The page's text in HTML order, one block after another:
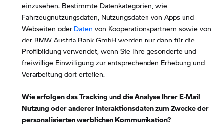
einzusehen. Bestimmte Datenkategorien, wie
Fahrzeugnutzungsdaten, Nutzungsdaten von Apps und
Webseiten oder Daten von Kooperationspartnern sowie von
der BMW Austria Bank GmbH werden nur dann für die
Profilbildung verwendet, wenn Sie Ihre gesonderte und
freiwillige Einwilligung zur entsprechenden Erhebung und
Verarbeitung dort erteilen.
Wie erfolgen das Tracking und die Analyse Ihrer E-Mail
Nutzung oder anderer Interaktionsdaten zum Zwecke der
personalisierten werblichen Kommunikation?